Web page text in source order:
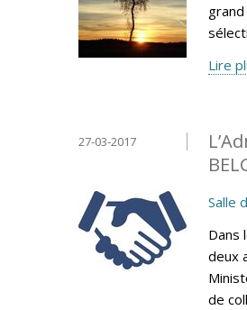
Lire
27-03-2017
Salle
Dans
deux
de